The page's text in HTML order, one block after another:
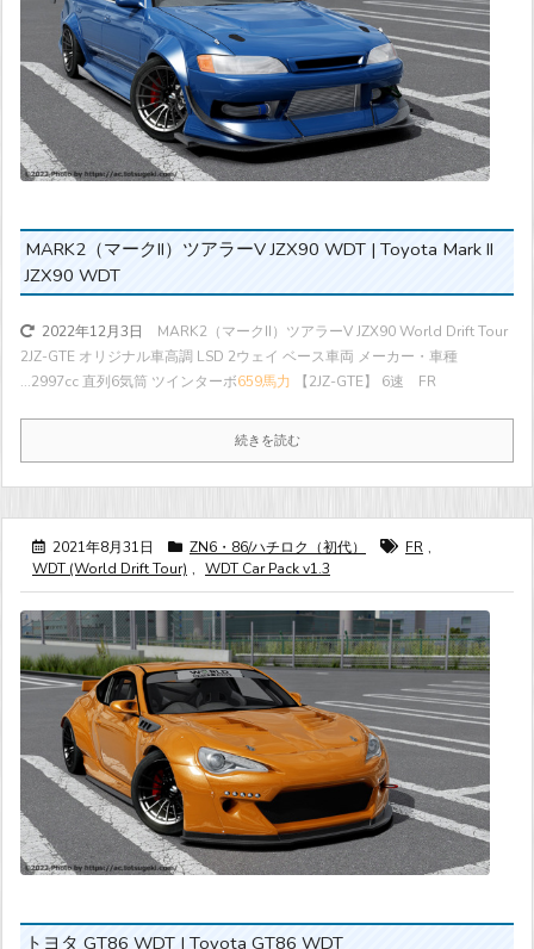
MARK2（マークII）ツアラーV JZX90 WDT | Toyota Mark II
JZX90 WDT
2022年12月3日
MARK2（マークII）ツアラーV JZX90 World Drift Tour
2JZ-GTE オリジナル車高調 LSD 2ウェイ ベース車両 メーカー・車種
...2997cc 直列6気筒 ツインターボ659馬力 【2JZ-GTE】 6速 FR
続きを読む
2021年8月31日 ZN6・86/ハチロク（初代） FR ,
WDT (World Drift Tour) , WDT Car Pack v1.3
トヨタ GT86 WDT | Toyota GT86 WDT